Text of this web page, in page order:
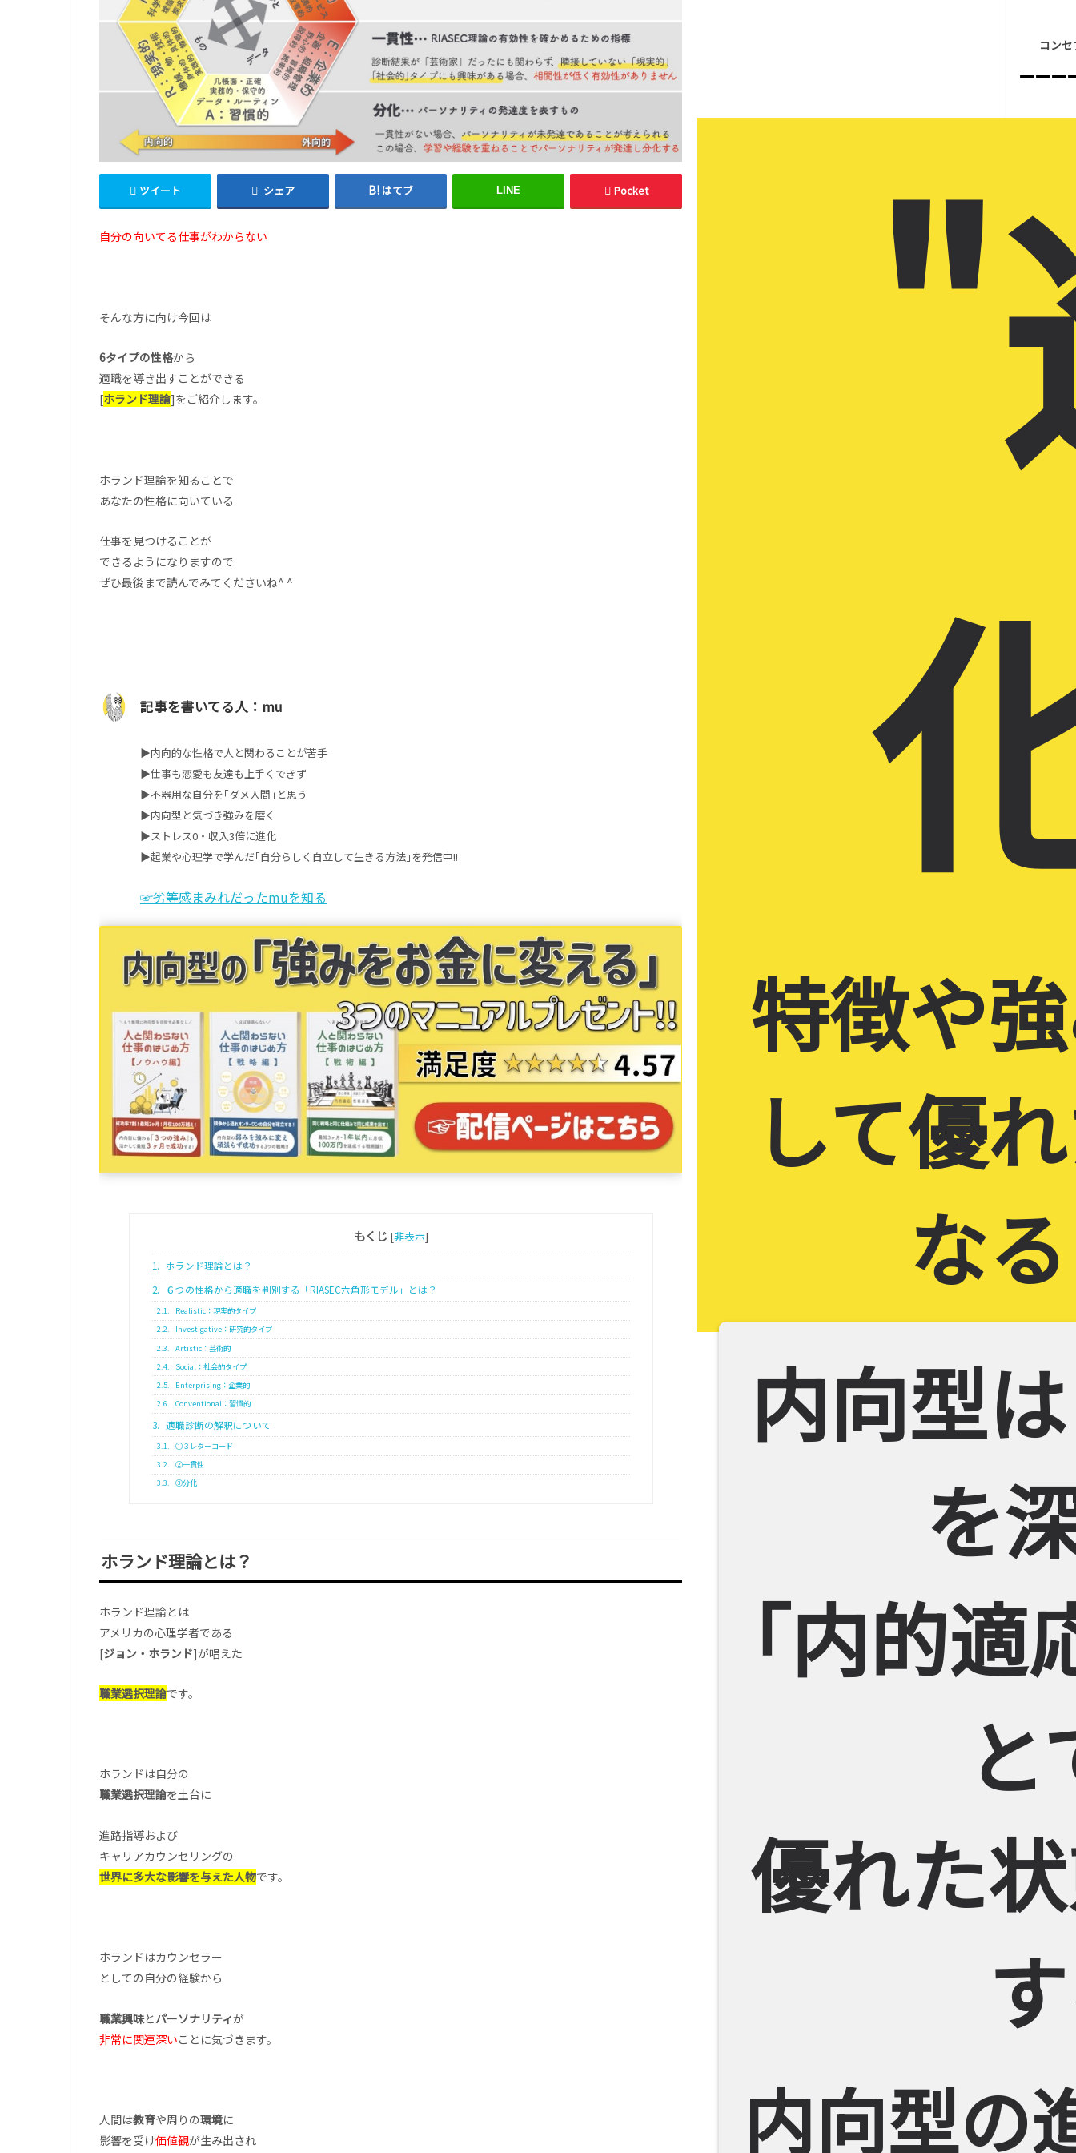
ツイート シェア はてブ LINE Pocket
自分の向いてる仕事がわからない
そんな方に向け今回は
6タイプの性格から
適職を導き出すことができる
[ホランド理論]をご紹介します。
ホランド理論を知ることで
あなたの性格に向いている
仕事を見つけることが
できるようになりますので
ぜひ最後まで読んでみてくださいね^ ^
記事を書いてる人：mu
▶︎内向的な性格で人と関わることが苦手
▶︎仕事も恋愛も友達も上手くできず
▶︎不器用な自分を｢ダメ人間｣と思う
▶︎内向型と気づき強みを磨く
▶︎ストレス0・収入3倍に進化
▶︎起業や心理学で学んだ｢自分らしく自立して生きる方法｣を発信中!!
☞劣等感まみれだったmuを知る
もくじ [非表示]
1. ホランド理論とは？
2.
６つの性格から適職を判別する「RIASEC六角形モデル」とは？
2.1.
Realistic：現実的タイプ
2.2.
Investigative：研究的タイプ
2.3.
Artistic：芸術的
2.4.
Social：社会的タイプ
2.5.
Enterprising：企業的
2.6. Conventional：習慣的
3. 適職診断の解釈について
3.1. ①３レターコード
3.2. ②一貫性
3.3. ③分化
ホランド理論とは？
ホランド理論とは
アメリカの心理学者である
[ジョン・ホランド]が唱えた
職業選択理論です。
ホランドは自分の
職業選択理論を土台に
進路指導および
キャリアカウンセリングの
世界に多大な影響を与えた人物です。
ホランドはカウンセラー
としての自分の経験から
職業興味とパーソナリティが
非常に関連深いことに気づきます。
人間は教育や周りの環境に
影響を受け価値観が生み出され
コン
"
特徴や
して優
な
内向型
を
｢内的適
優れた
内向型の